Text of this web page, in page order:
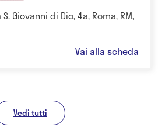
Giovanni di Dio, 4a, Roma, RM,
Vai alla scheda
Vedi tutti